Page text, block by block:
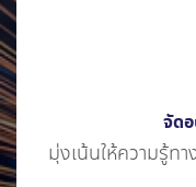
จัด
มุ่งเน้นให้ความรู้ทา